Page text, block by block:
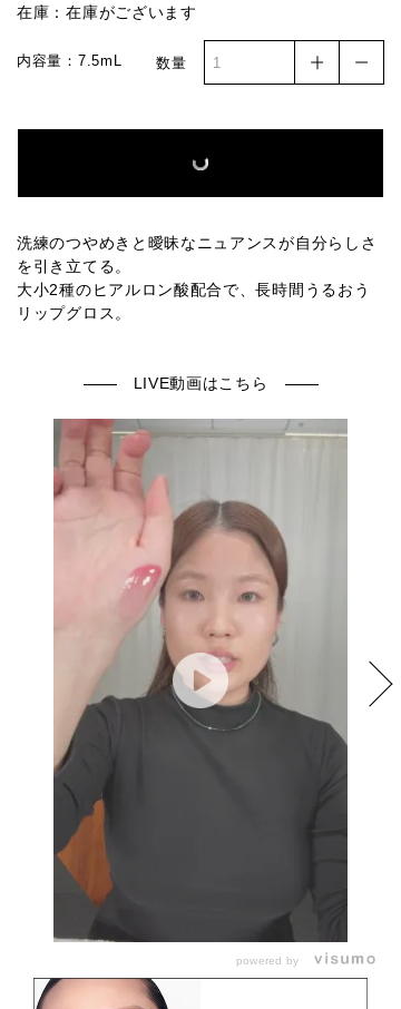
011
在庫：在庫がございます
内容量：7.5mL 数量
洗練のつやめきと曖昧なニュアンスが自分らしさ
を引き立てる。
大小2種のヒアルロン酸配合で、長時間うるおう
リップグロス。
LIVE動画はこちら
powered by